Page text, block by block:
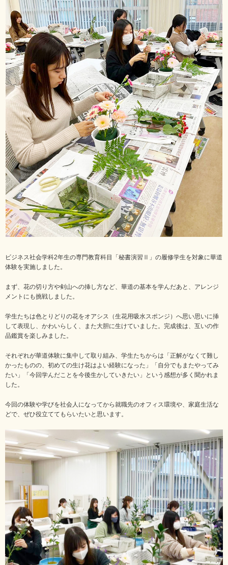
ビジネス社会学科2年生の専門教育科目「秘書演習Ⅱ」の履修学生を対象に華道
体験を実施しました。
まず、花の切り方や剣山への挿し方など、華道の基本を学んだあと、アレンジ
メントにも挑戦しました。
学生たちは色とりどりの花をオアシス（生花用吸水スポンジ）へ思い思いに挿
して表現し、かわいらしく、また大胆に生けていました。完成後は、互いの作
品鑑賞を楽しみました。
それぞれが華道体験に集中して取り組み、学生たちからは「正解がなくて難し
かったものの、初めての生け花はよい経験になった」「自分でもまたやってみ
たい」「今回学んだことを今後生かしていきたい」という感想が多く聞かれま
した。
今回の体験や学びを社会人になってから就職先のオフィス環境や、家庭生活な
どで、ぜひ役立ててもらいたいと思います。